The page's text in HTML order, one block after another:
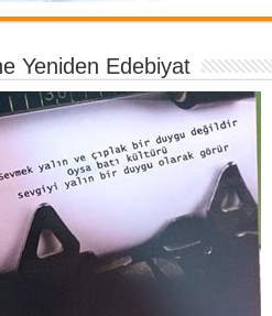
Yeniden Edebiyat